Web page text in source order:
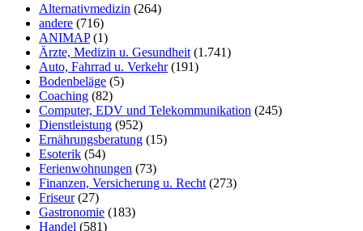
Alternativmedizin (264)
andere (716)
ANIMAP(1)
Ärzte, Medizin u. Gesundheit (1.741)
Auto, Fahrrad u. Verkehr(191)
Bodenbeläge (5)
Coaching (82)
Computer, EDV und Telekommunikation (245)
Dienstleistung (952)
Ernährungsberatung (15)
Esoterik (54)
Ferienwohnungen (73)
Finanzen, Versicherung u. Recht (273)
Friseur(27)
Gastronomie (183)
Handel (581)